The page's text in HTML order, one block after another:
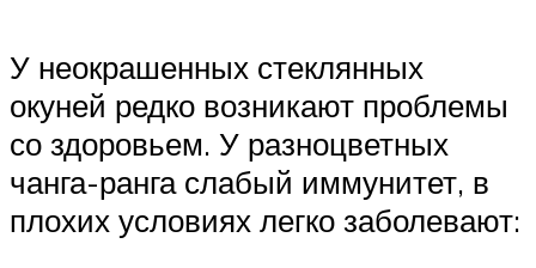
У неокрашенных стеклянных
окуней редко возникают проблемы
со здоровьем. У разноцветных
чанга-ранга слабый иммунитет, в
плохих условиях легко заболевают: